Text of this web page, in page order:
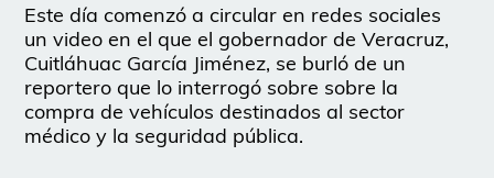
Este día comenzó a circular en redes sociales
un video en el que el gobernador de Veracruz,
Cuitláhuac García Jiménez, se burló de un
reportero que lo interrogó sobre sobre la
compra de vehículos destinados al sector
médico y la seguridad pública.